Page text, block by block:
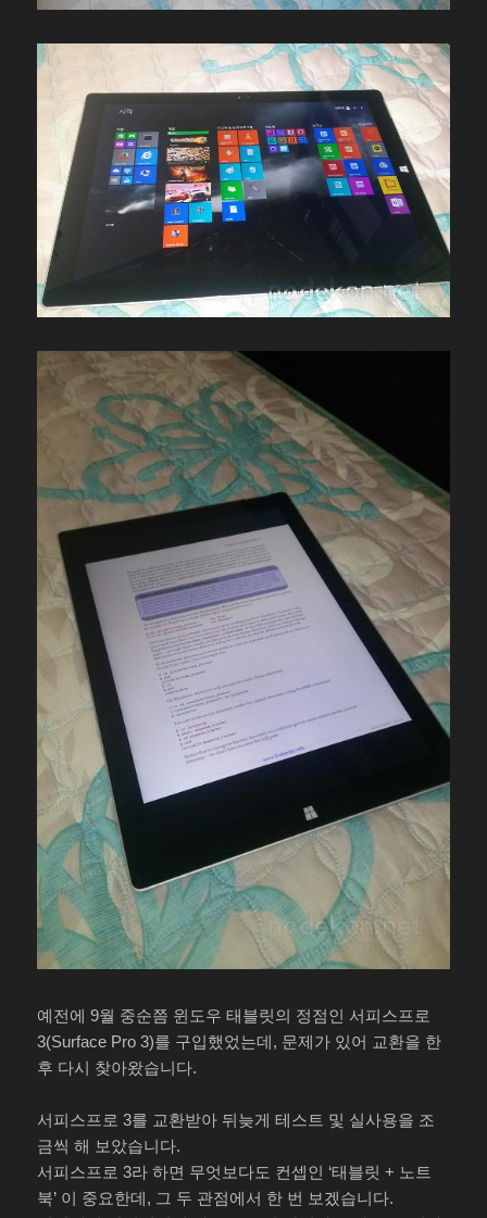
예전에 9월 중순쯤 윈도우 태블릿의 정점인 서피스프로
3(Surface Pro 3)를 구입했었는데, 문제가 있어 교환을 한
후 다시 찾아왔습니다.
서피스프로 3를 교환받아 뒤늦게 테스트 및 실사용을 조
금씩 해 보았습니다.
서피스프로 3라 하면 무엇보다도 컨셉인 ‘태블릿 + 노트
북’ 이 중요한데, 그 두 관점에서 한 번 보겠습니다.